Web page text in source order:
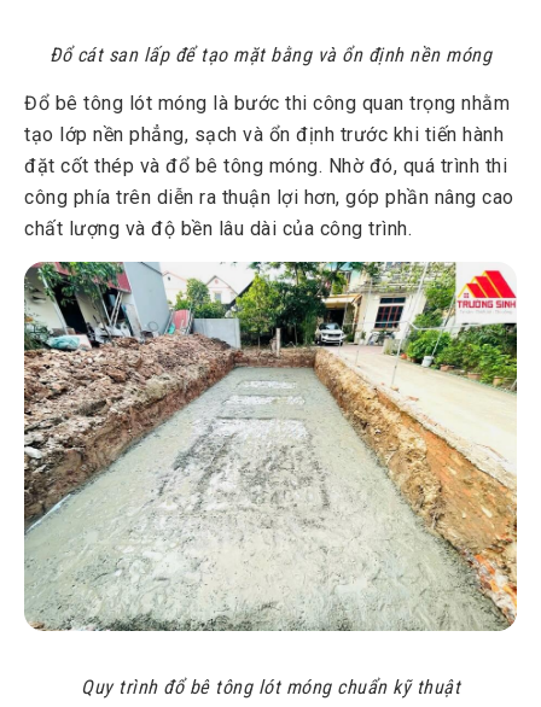
Đổ cát san lấp để tạo mặt bằng và ổn định nền móng
Đổ bê tông lót móng là bước thi công quan trọng nhằm
tạo lớp nền phẳng, sạch và ổn định trước khi tiến hành
đặt cốt thép và đổ bê tông móng. Nhờ đó, quá trình thi
công phía trên diễn ra thuận lợi hơn, góp phần nâng cao
chất lượng và độ bền lâu dài của công trình.
Quy trình đổ bê tông lót móng chuẩn kỹ thuật